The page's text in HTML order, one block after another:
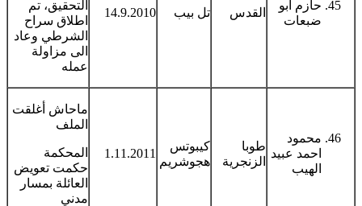
حازم ابو
ضبعات
القدس تل بيب 14.9.2010
التحقيق، تم
اطلاق سراح
الشرطي وعاد
الى مزاولة
عمله
محمود
احمد عبيد
الهيب
طوبا
الزنجرية
كيبوتس
هجوشريم
1.11.2011
ماحاش أغلقت
الملف
المحكمة
حكمت تعويض
العائلة بمسار
مدني